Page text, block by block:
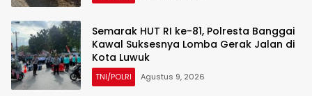
Semarak HUT RI ke-81, Polresta Banggai
Kawal Suksesnya Lomba Gerak Jalan di
Kota Luwuk
TNI/POLRI Agustus 9, 2026